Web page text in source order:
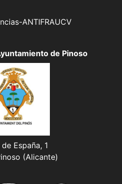
ANTIFRAUCV
de Pinoso
España, 1
(Alicante)